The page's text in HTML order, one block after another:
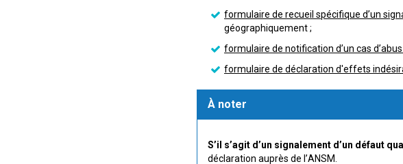
formulaire de recueil spécifique d’un
géographiquement ;
formulaire de notification d’un cas
formulaire de déclaration d'effets
À noter
S’il s’agit d’un signalement d’un défaut
déclaration auprès de l’ANSM.